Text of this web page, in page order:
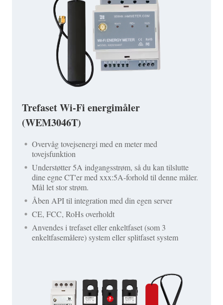
Trefaset Wi-Fi energimåler
(WEM3046T)
Overvåg tovejsenergi med en meter med
tovejsfunktion
Understøtter 5A indgangsstrøm, så du kan tilslutte
dine egne CT'er med xxx:5A-forhold til denne måler.
Mål let stor strøm.
Åben API til integration med din egen server
CE, FCC, RoHs overholdt
Anvendes i trefaset eller enkeltfaset (som 3
enkeltfasemålere) system eller splitfaset system